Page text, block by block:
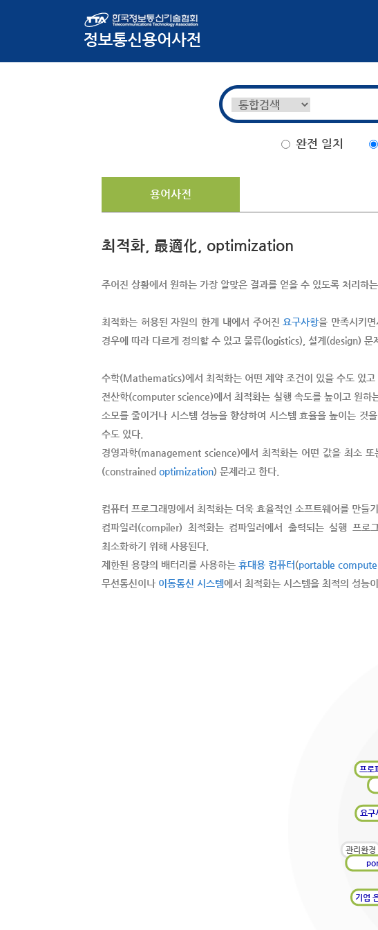
완전 일치
용어사전
최적화, 最適化, optimization
주어진 상황에서 원하는 가장 알맞은 결과를 얻을 수 있도록 처리하는
최적화는 허용된 자원의 한계 내에서 주어진 요구사항을 만족시키
경우에 따라 다르게 정의할 수 있고 물류(logistics), 설계(design) 문
수학(Mathematics)에서 최적화는 어떤 제약 조건이 있을 수도 있
전산학(computer science)에서 최적화는 실행 속도를 높이고 원하
소모를 줄이거나 시스템 성능을 향상하여 시스템 효율을 높이는 것
수도 있다.
경영과학(management science)에서 최적화는 어떤 값을 최소
(constrained optimization) 문제라고 한다.
컴퓨터 프로그래밍에서 최적화는 더욱 효율적인 소프트웨어를 만들
컴파일러(compiler) 최적화는 컴파일러에서 출력되는 실행 프로
최소화하기 위해 사용된다.
제한된 용량의 배터리를 사용하는 휴대용 컴퓨터(portable
무선통신이나 이동통신 시스템에서 최적화는 시스템을 최적의 성능
기업
관리환경
프로
요구